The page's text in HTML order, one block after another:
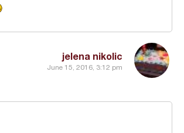
jelena nikolic
June 15, 2016, 3:12 pm